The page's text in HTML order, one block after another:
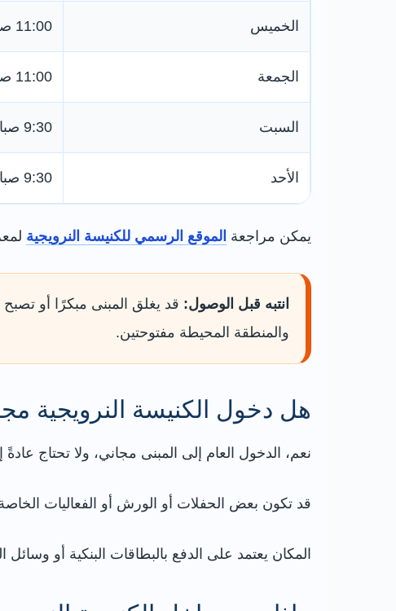
الخميس 11:00 صباحًا
الجمعة 11:00 صباحًا
السبت 9:30 صباحًا
الأحد 9:30 صباحًا
يمكن مراجعة الموقع الرسمي للكنيسة النرويجية
انتبه قبل الوصول: قد يغلق المبنى مبكرًا أو
والمنطقة المحيطة مفتوحتين.
هل دخول الكنيسة النرويجية
نعم، الدخول العام إلى المبنى مجاني، ولا تحتاج
قد تكون بعض الحفلات أو الورش أو الفعاليات
المكان يعتمد على الدفع بالبطاقات البنكية أو وسائل